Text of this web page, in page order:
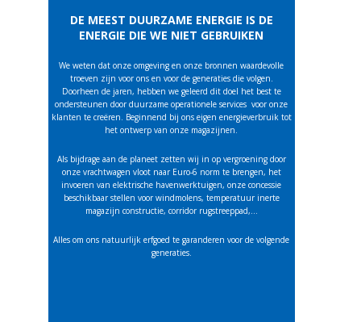
DE MEEST DUURZAME ENERGIE IS DE
ENERGIE DIE WE NIET GEBRUIKEN
We weten dat onze omgeving en onze bronnen waardevolle
troeven zijn voor ons en voor de generaties die volgen.
Doorheen de jaren, hebben we geleerd dit doel het best te
ondersteunen door duurzame operationele services voor onze
klanten te creëren. Beginnend bij ons eigen energieverbruik tot
het ontwerp van onze magazijnen.
Als bijdrage aan de planeet zetten wij in op vergroening door
onze vrachtwagen vloot naar Euro-6 norm te brengen, het
invoeren van elektrische havenwerktuigen, onze concessie
beschikbaar stellen voor windmolens, temperatuur inerte
magazijn constructie, corridor rugstreeppad,…
Alles om ons natuurlijk erfgoed te garanderen voor de volgende
generaties.